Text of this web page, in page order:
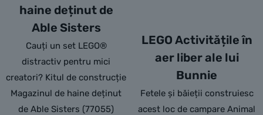
haine deținut de
Able Sisters
Cauți un set LEGO®
distractiv pentru mici
creatori? Kitul de construcție
Magazinul de haine deținut
de Able Sisters (77055)
LEGO Activitățile în
aer liber ale lui
Bunnie
Fetele și băieții construiesc
acest loc de campare Animal